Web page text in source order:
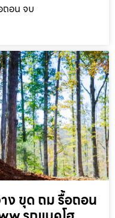
ถอน จบ
ง ขุด ถม รื้อถอน